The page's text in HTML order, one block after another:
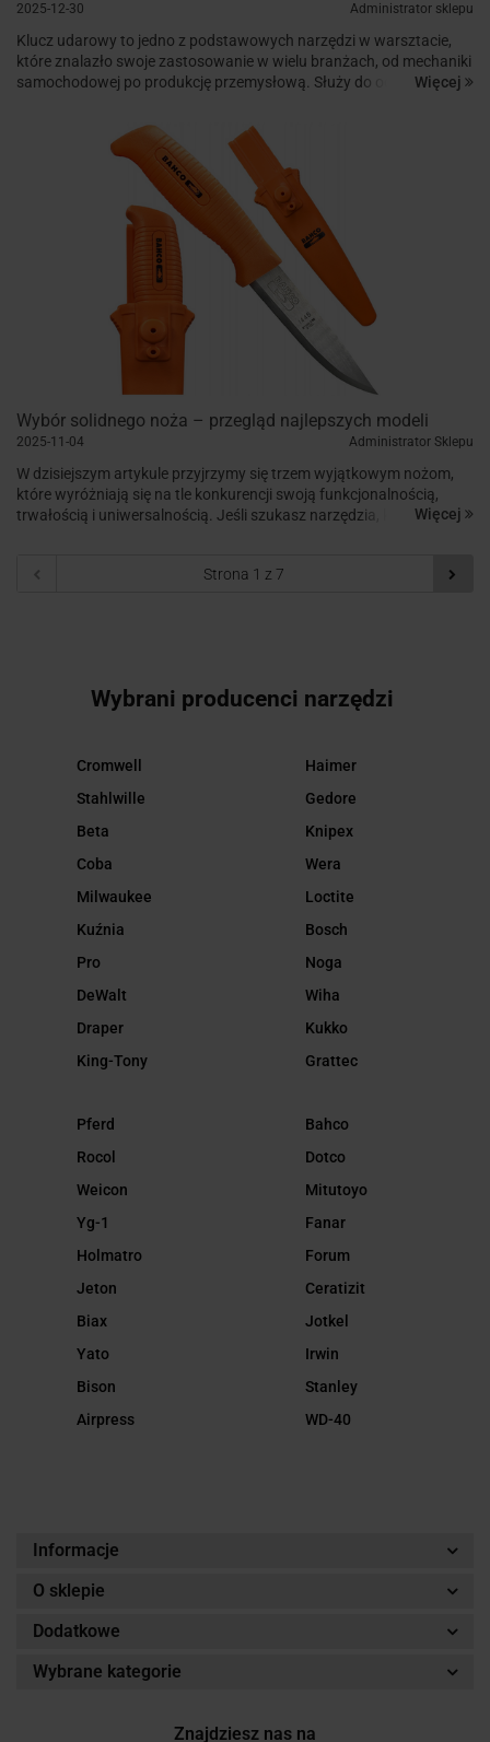
2025-12-30 Administrator sklepu
Klucz udarowy to jedno z podstawowych narzędzi w warsztacie,
które znalazło swoje zastosowanie w wielu branżach, od mechaniki
samochodowej po produkcję przemysłową. Służy do odkręcania i
Więcej
Wybór solidnego noża – przegląd najlepszych modeli
2025-11-04 Administrator Sklepu
W dzisiejszym artykule przyjrzymy się trzem wyjątkowym nożom,
które wyróżniają się na tle konkurencji swoją funkcjonalnością,
trwałością i uniwersalnością. Jeśli szukasz narzędzia, które sprosta
Więcej
Wybrani producenci narzędzi
Cromwell
Stahlwille
Beta
Coba
Milwaukee
Kuźnia
Pro
DeWalt
Draper
King-Tony
Haimer
Gedore
Knipex
Wera
Loctite
Bosch
Noga
Wiha
Kukko
Grattec
Pferd
Rocol
Weicon
Yg-1
Holmatro
Jeton
Biax
Yato
Bison
Airpress
Bahco
Dotco
Mitutoyo
Fanar
Forum
Ceratizit
Jotkel
Irwin
Stanley
WD-40
Informacje
O sklepie
Dodatkowe
Wybrane kategorie
Znajdziesz nas na